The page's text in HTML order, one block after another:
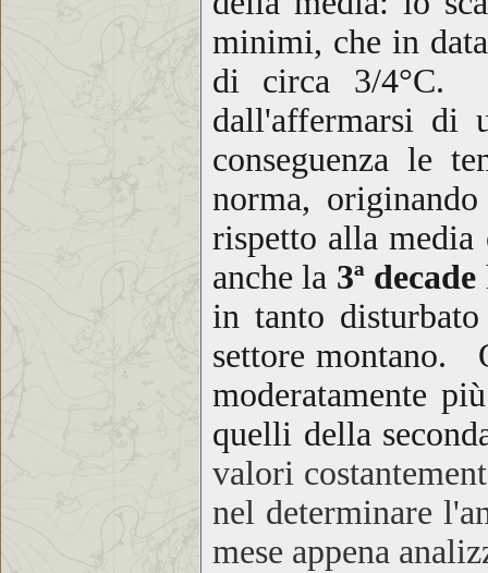
minimi, che in
di circa 3/4°C.
dall'affermarsi di
conseguenza le
norma,
rispetto alla
anche la 3ª decade
in tanto
settore montano.
moderatamente
quelli della
valori
nel determinare
mese appena